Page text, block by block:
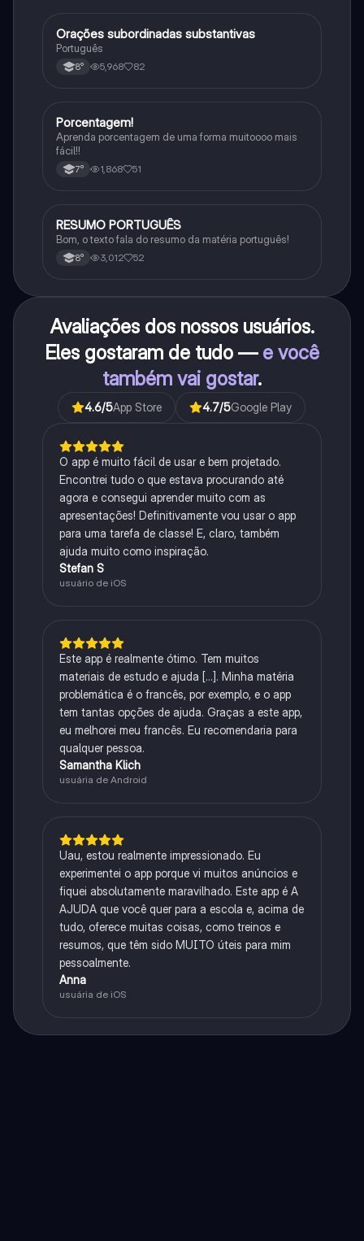
Português
Orações subordinadas substantivas
Português
8° 5,968 82
Matematica
Porcentagem!
Aprenda porcentagem de uma forma muitoooo mais
fácil!!
7° 1,868 51
Português
RESUMO PORTUGUÊS
Bom, o texto fala do resumo da matéria português!
8° 3,012 52
Avaliações dos nossos usuários.
Eles gostaram de tudo — e você
também vai gostar.
4.6/5App Store 4.7/5Google Play
O app é muito fácil de usar e bem projetado.
Encontrei tudo o que estava procurando até
agora e consegui aprender muito com as
apresentações! Definitivamente vou usar o app
para uma tarefa de classe! E, claro, também
ajuda muito como inspiração.
Stefan S
usuário de iOS
Este app é realmente ótimo. Tem muitos
materiais de estudo e ajuda [...]. Minha matéria
problemática é o francês, por exemplo, e o app
tem tantas opções de ajuda. Graças a este app,
eu melhorei meu francês. Eu recomendaria para
qualquer pessoa.
Samantha Klich
usuária de Android
Uau, estou realmente impressionado. Eu
experimentei o app porque vi muitos anúncios e
fiquei absolutamente maravilhado. Este app é A
AJUDA que você quer para a escola e, acima de
tudo, oferece muitas coisas, como treinos e
resumos, que têm sido MUITO úteis para mim
pessoalmente.
Anna
usuária de iOS